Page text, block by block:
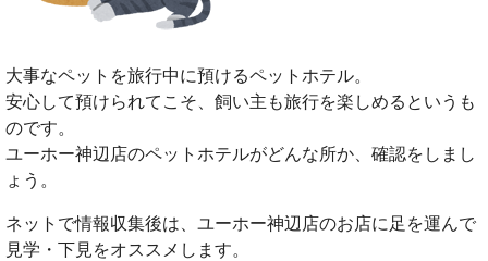
大事なペットを旅行中に預けるペットホテル。
安心して預けられてこそ、飼い主も旅行を楽しめるというも
のです。
ユーホー神辺店のペットホテルがどんな所か、確認をしまし
ょう。
ネットで情報収集後は、ユーホー神辺店のお店に足を運んで
見学・下見をオススメします。